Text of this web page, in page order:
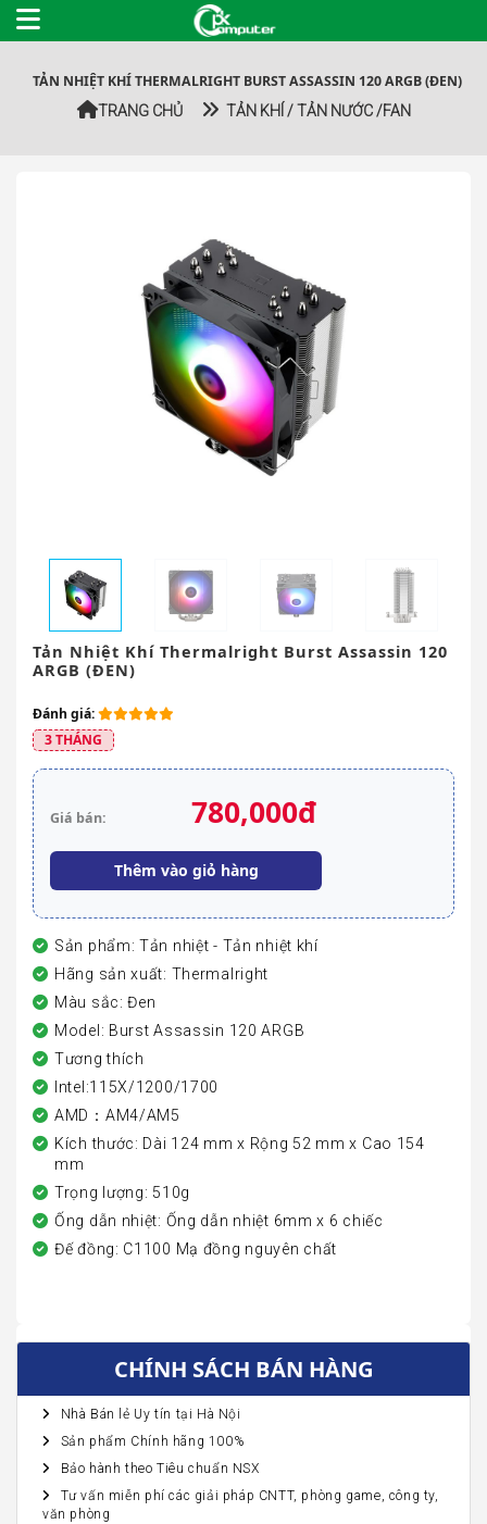
TẢN NHIỆT KHÍ THERMALRIGHT BURST ASSASSIN 120 ARGB (ĐEN)
TRANG CHỦ TẢN KHÍ / TẢN NƯỚC /FAN
Tản Nhiệt Khí Thermalright Burst Assassin 120
ARGB (ĐEN)
Đánh giá:
3 THÁNG
Giá bán: 780,000đ
Thêm vào giỏ hàng
Sản phẩm: Tản nhiệt - Tản nhiệt khí
Hãng sản xuất: Thermalright
Màu sắc: Đen
Model: Burst Assassin 120 ARGB
Tương thích
Intel:115X/1200/1700
AMD：AM4/AM5
Kích thước: Dài 124 mm x Rộng 52 mm x Cao 154
mm
Trọng lượng: 510g
Ống dẫn nhiệt: Ống dẫn nhiệt 6mm x 6 chiếc
Đế đồng: C1100 Mạ đồng nguyên chất
CHÍNH SÁCH BÁN HÀNG
Nhà Bán lẻ Uy tín tại Hà Nội
Sản phẩm Chính hãng 100%
Bảo hành theo Tiêu chuẩn NSX
Tư vấn miễn phí các giải pháp CNTT, phòng game, công ty,
văn phòng